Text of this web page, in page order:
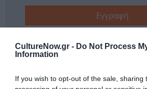
CultureNow.gr - Do Not Process
Information
If you wish to opt-out of the sale, sharing